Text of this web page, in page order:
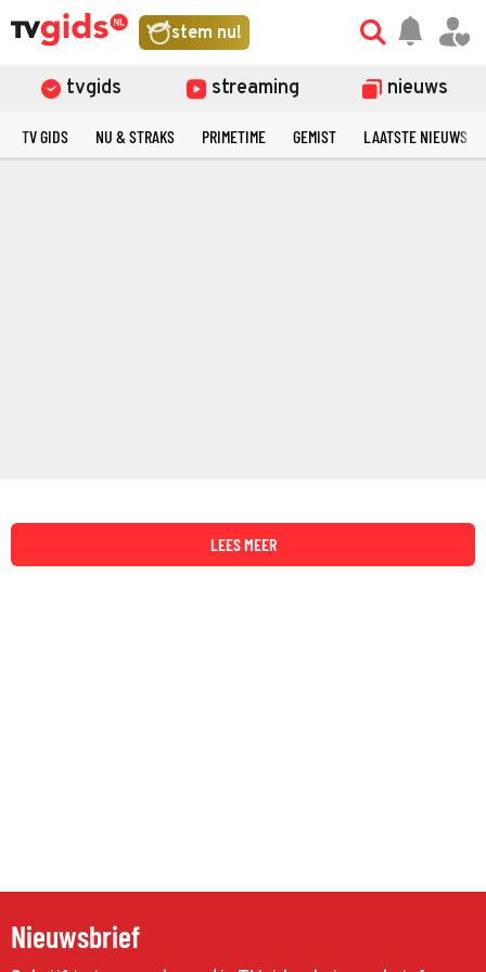
stem nu!
tvgids streaming nieuws
TV GIDS NU & STRAKS PRIMETIME GEMIST LAATSTE NIEUWS
LEES MEER
Nieuwsbrief